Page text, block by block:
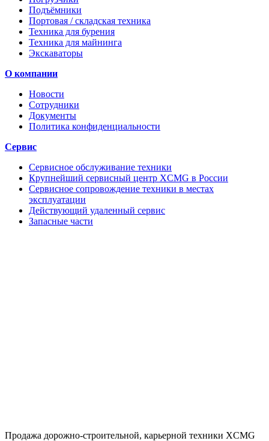
Подъёмники
Портовая / складская техника
Техника для бурения
Техника для майнинга
Экскаваторы
О компании
Новости
Сотрудники
Документы
Политика конфиденциальности
Сервис
Сервисное обслуживание техники
Крупнейший сервисный центр XCMG в России
Сервисное сопровождение техники в местах
эксплуатации
Действующий удаленный сервис
Запасные части
Продажа дорожно-строительной, карьерной техники XCMG